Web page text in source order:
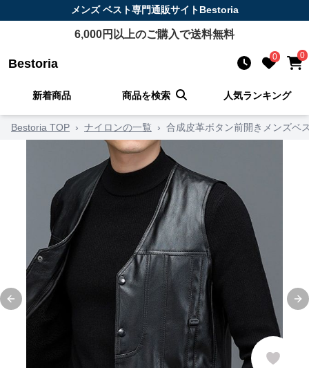
メンズ ベスト専門通販サイトBestoria
6,000円以上のご購入で送料無料
Bestoria 0 0
新着商品 商品を検索 人気ランキング
Bestoria TOP › ナイロンの一覧 › 合成皮革ボタン前開きメンズベ
Previous slide